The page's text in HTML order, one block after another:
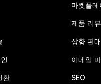
환
마켓플레
제품 리뷰
상향 판
이메일
SEO